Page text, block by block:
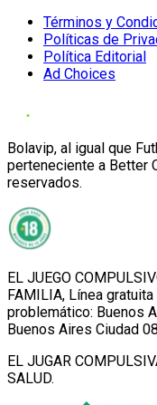
Términos y
Políticas de
Política Editorial
Ad Choices
Bolavip, al igual que
perteneciente a Better
reservados.
EL JUEGO
FAMILIA, Línea
problemático: Buenos
Buenos Aires Ciudad
EL JUGAR
SALUD.